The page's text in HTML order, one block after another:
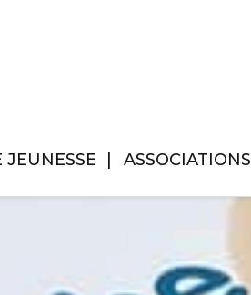
JEUNESSE ASSOCIATIONS